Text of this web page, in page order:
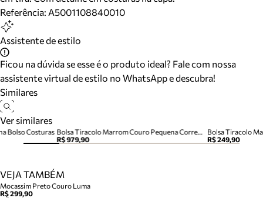
Referência: A5001108840010
Assistente de estilo
Ficou na dúvida se esse é o produto ideal? Fale com nossa
assistente virtual de estilo no WhatsApp e descubra!
Similares
Ver similares
Bolsa Tiracolo Marrom Couro Pequena Corrente
R$ 979,90
Bolsa Tiracolo
R$ 249,90
Bolso Costuras
VEJA TAMBÉM
Mocassim Preto Couro Luma
R$ 299,90